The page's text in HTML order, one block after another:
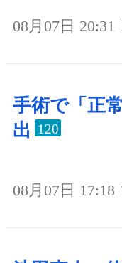
08月07日 20:31
手術で「正
出
120
08月07日 17:18